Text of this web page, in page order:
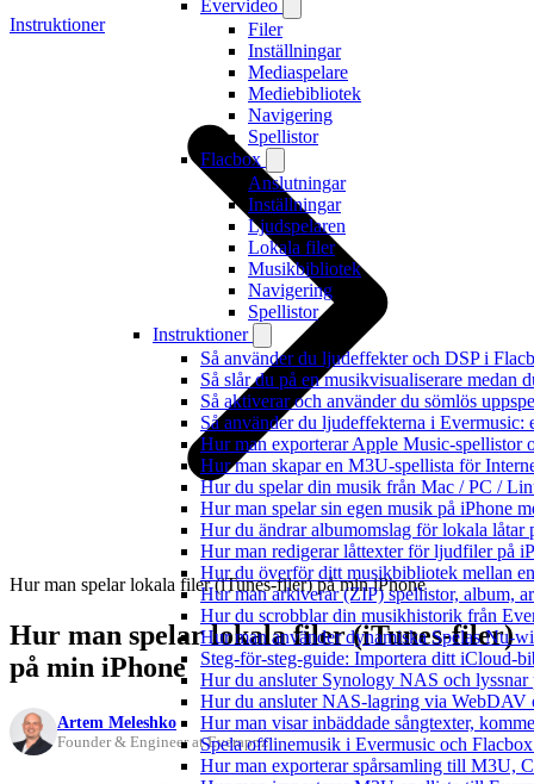
Evervideo
Filer
Inställningar
Mediaspelare
Mediebibliotek
Navigering
Spellistor
Flacbox
Anslutningar
Inställningar
Ljudspelaren
Lokala filer
Musikbibliotek
Navigering
Spellistor
Instruktioner
Så använder du ljudeffekter och DSP i
Så slår du på en musikvisualiserare medan
Så aktiverar och använder du sömlös
Så använder du ljudeffekterna i
Hur man exporterar Apple Music-spellistor
Hur man skapar en M3U-spellista för
Hur du spelar din musik från Mac / PC /
Hur man spelar sin egen musik på iPhone
Hur du ändrar albumomslag för lokala
Hur man redigerar låttexter för ljudfiler på
Hur du överför ditt musikbibliotek mellan
Hur man arkiverar (ZIP) spellistor, album,
Hur du scrobblar din musikhistorik från
Hur man använder dynamiska Spelas Nu-
Steg-för-steg-guide: Importera ditt iCloud-
Hur du ansluter Synology NAS och
Hur du ansluter NAS-lagring via WebDAV
Hur man visar inbäddade sångtexter,
Spela offlinemusik i Evermusic och
Hur man exporterar spårsamling till M3U,
Instruktioner
Hur man spelar lokala filer (iTunes-filer) på min iPhone
Hur man spelar lokala filer (iTunes-filer)
på min iPhone
Artem Meleshko
Founder & Engineer at Everappz